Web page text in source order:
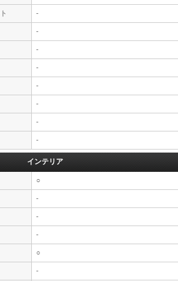
-
-
-
-
-
-
-
-
インテリア
○
-
-
-
○
-